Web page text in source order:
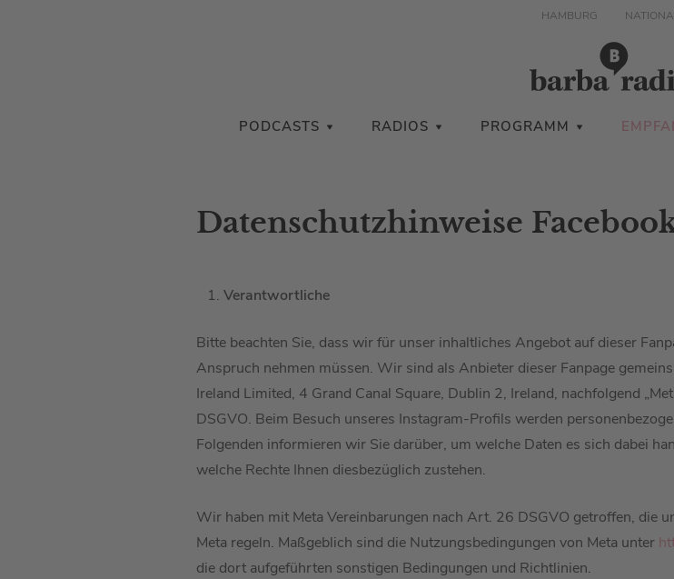
HAMBURG
PODCASTS RADIOS PROGRAMM
Datenschutzhinweise
Verantwortliche
Bitte beachten Sie, dass wir für unser inhaltliches Angebot auf dieser
Anspruch nehmen müssen. Wir sind als Anbieter dieser Fanpage
Ireland Limited, 4 Grand Canal Square, Dublin 2, Ireland, nachfolgend
DSGVO. Beim Besuch unseres Instagram-Profils werden
Folgenden informieren wir Sie darüber, um welche Daten es sich dabei
welche Rechte Ihnen diesbezüglich zustehen.
Wir haben mit Meta Vereinbarungen nach Art. 26 DSGVO getroffen, die
Meta regeln. Maßgeblich sind die Nutzungsbedingungen von Meta unter
die dort aufgeführten sonstigen Bedingungen und Richtlinien.